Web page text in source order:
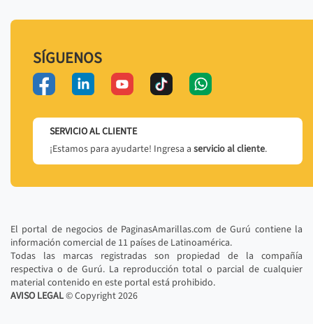
SÍGUENOS
SERVICIO AL CLIENTE
¡Estamos para ayudarte! Ingresa a servicio al cliente.
El portal de negocios de PaginasAmarillas.com de Gurú contiene la
información comercial de 11 países de Latinoamérica.
Todas las marcas registradas son propiedad de la compañía
respectiva o de Gurú. La reproducción total o parcial de cualquier
material contenido en este portal está prohibido.
AVISO LEGAL© Copyright2026